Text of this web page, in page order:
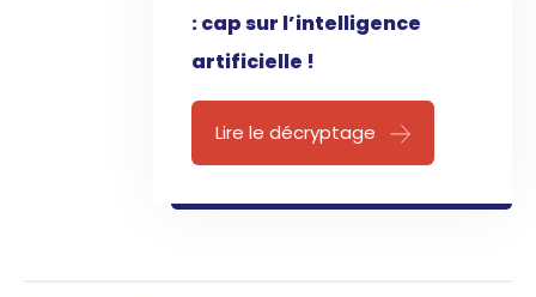
: cap sur l’intelligence
artificielle !
Lire le décryptage